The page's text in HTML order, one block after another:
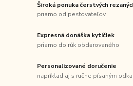
Široká ponuka čerstvých
priamo od pestovateľov
Expresná donáška kytičiek
priamo do rúk obdarovaného
Personalizované doručenie
napríklad aj s ručne písaným